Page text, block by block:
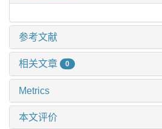
参考文献
相关文章 0
Metrics
本文评价